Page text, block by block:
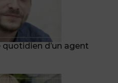
d’un agent